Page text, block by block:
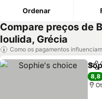
Ordenar
Compare preços de
Ioulida, Grécia
Como os pagamentos
8,8